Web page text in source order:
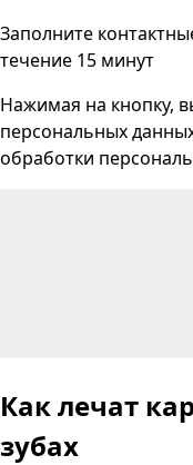
Заполните
течение 15 минут
Нажимая на кнопку,
персональных
обработки
Как лечат
зубах